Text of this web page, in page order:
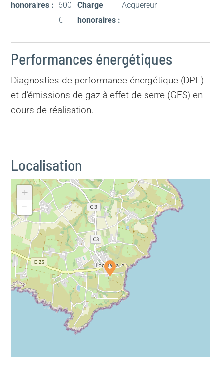
honoraires : 600
€
Charge
honoraires :
Acquereur
Performances énergétiques
Diagnostics de performance énergétique (DPE)
et d’émissions de gaz à effet de serre (GES) en
cours de réalisation.
Localisation
+
−